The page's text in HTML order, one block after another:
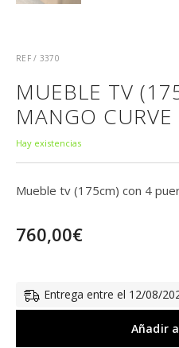
REF / 3370
MUEBLE TV
MANGO CURVE
Hay existencias
Mueble tv (175cm) con 4
760,00€
Entrega entre el 12/08/
Añadir